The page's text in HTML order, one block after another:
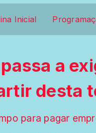
Inicial
a
desta
para pagar